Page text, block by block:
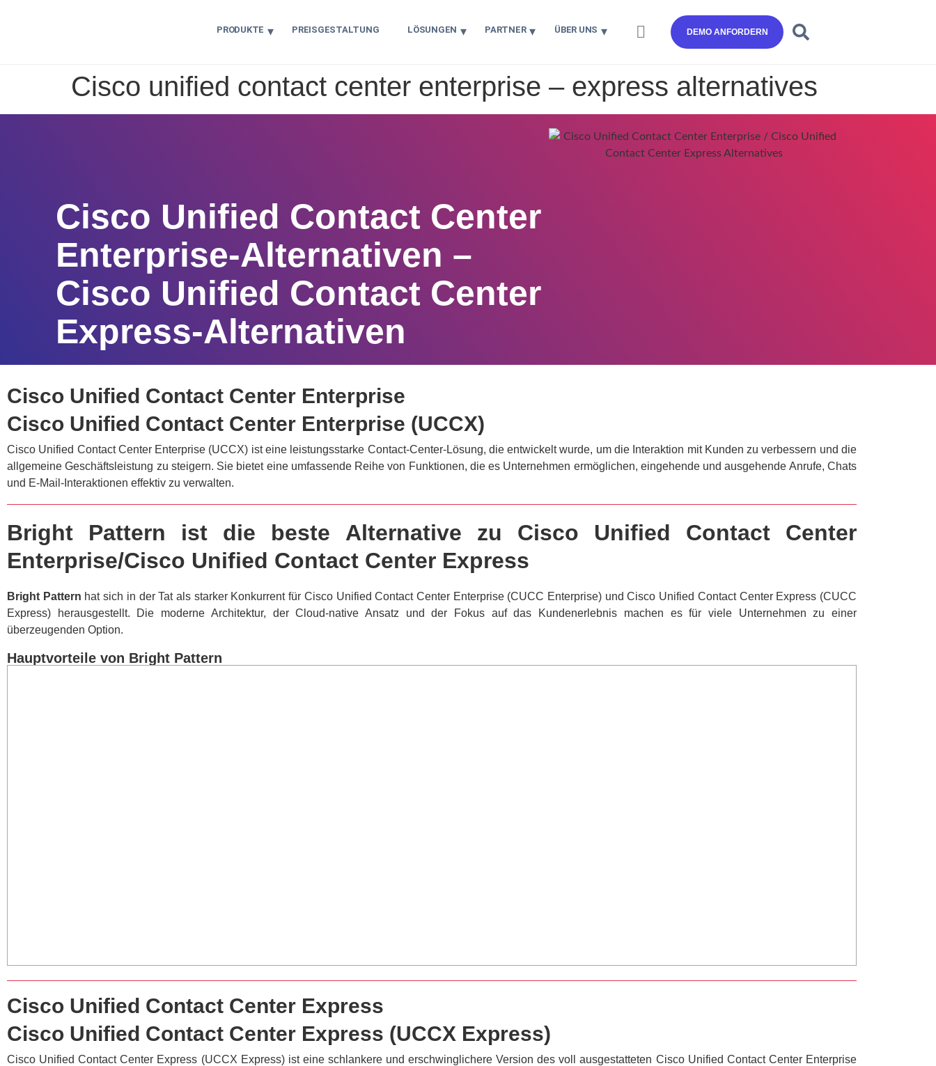
PRODUKTE PREISGESTALTUNG LÖSUNGEN PARTNER ÜBER UNS DEMO ANFORDERN
Cisco unified contact center enterprise – express alternatives
Cisco Unified Contact Center
Enterprise-Alternativen –
Cisco Unified Contact Center
Express-Alternativen
Cisco Unified Contact Center Enterprise
Cisco Unified Contact Center Enterprise (UCCX)
Cisco Unified Contact Center Enterprise (UCCX) ist eine leistungsstarke Contact-Center-Lösung, die entwickelt wurde, um die Interaktion mit Kunden zu verbessern und die
allgemeine Geschäftsleistung zu steigern. Sie bietet eine umfassende Reihe von Funktionen, die es Unternehmen ermöglichen, eingehende und ausgehende Anrufe, Chats
und E-Mail-Interaktionen effektiv zu verwalten.
Bright Pattern ist die beste Alternative zu Cisco Unified Contact Center
Enterprise/Cisco Unified Contact Center Express
Bright Pattern hat sich in der Tat als starker Konkurrent für Cisco Unified Contact Center Enterprise (CUCC Enterprise) und Cisco Unified Contact Center Express (CUCC
Express) herausgestellt. Die moderne Architektur, der Cloud-native Ansatz und der Fokus auf das Kundenerlebnis machen es für viele Unternehmen zu einer
überzeugenden Option.
Hauptvorteile von Bright Pattern
Cisco Unified Contact Center Express
Cisco Unified Contact Center Express (UCCX Express)
Cisco Unified Contact Center Express (UCCX Express) ist eine schlankere und erschwinglichere Version des voll ausgestatteten Cisco Unified Contact Center Enterprise